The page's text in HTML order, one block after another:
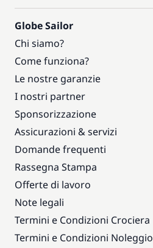
Globe Sailor
Chi siamo?
Come funziona?
Le nostre garanzie
I nostri partner
Sponsorizzazione
Assicurazioni & servizi
Domande frequenti
Rassegna Stampa
Offerte di lavoro
Note legali
Termini e Condizioni Crociera
Termini e Condizioni Noleggio